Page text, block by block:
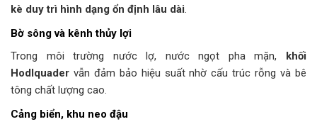
kè duy trì hình dạng ổn định lâu dài.
Bờ sông và kênh thủy lợi
Trong môi trường nước lợ, nước ngọt pha mặn, khối
Hodlquader vẫn đảm bảo hiệu suất nhờ cấu trúc rỗng và bê
tông chất lượng cao.
Cảng biển, khu neo đậu